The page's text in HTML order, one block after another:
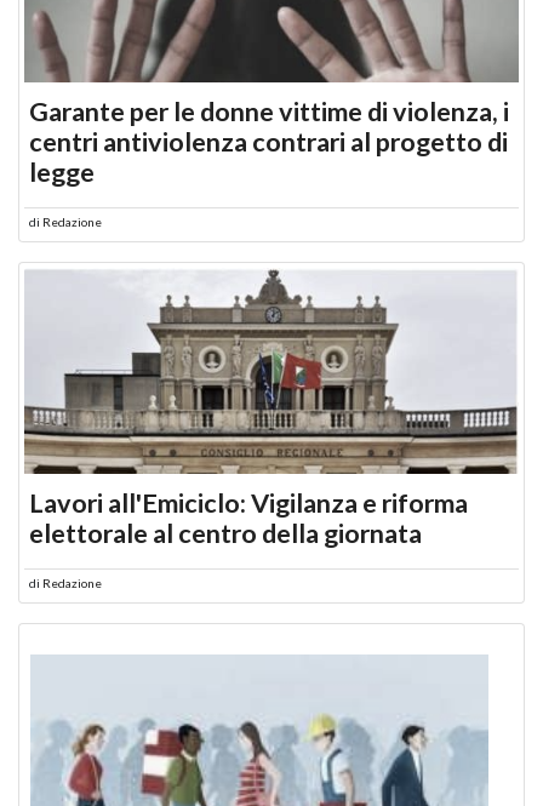
Garante per le donne vittime di violenza, i
centri antiviolenza contrari al progetto di
legge
di Redazione
Lavori all'Emiciclo: Vigilanza e riforma
elettorale al centro della giornata
di Redazione